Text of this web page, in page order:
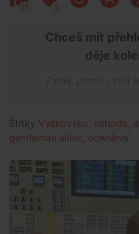
11 5
Chceš mít
děje
Štítky Vyškovsko nehoda
gentleman silnic oceněnní